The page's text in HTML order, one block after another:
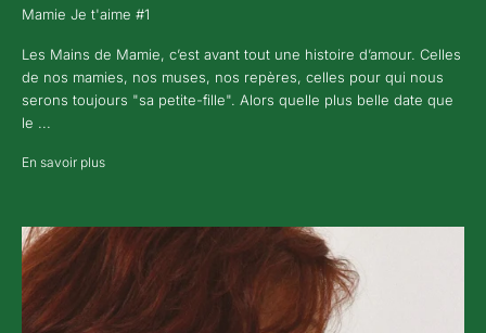
Mamie Je t'aime #1
Les Mains de Mamie, c’est avant tout une histoire d’amour. Celles
de nos mamies, nos muses, nos repères, celles pour qui nous
serons toujours "sa petite-fille". Alors quelle plus belle date que
le ...
En savoir plus